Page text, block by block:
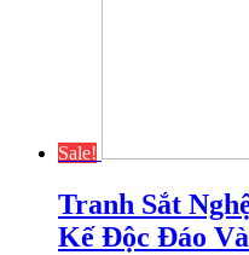
Sale!
Tranh Sắt
Kế Độc Đáo